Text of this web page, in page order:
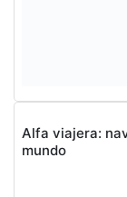
Alfa viajera:
mundo